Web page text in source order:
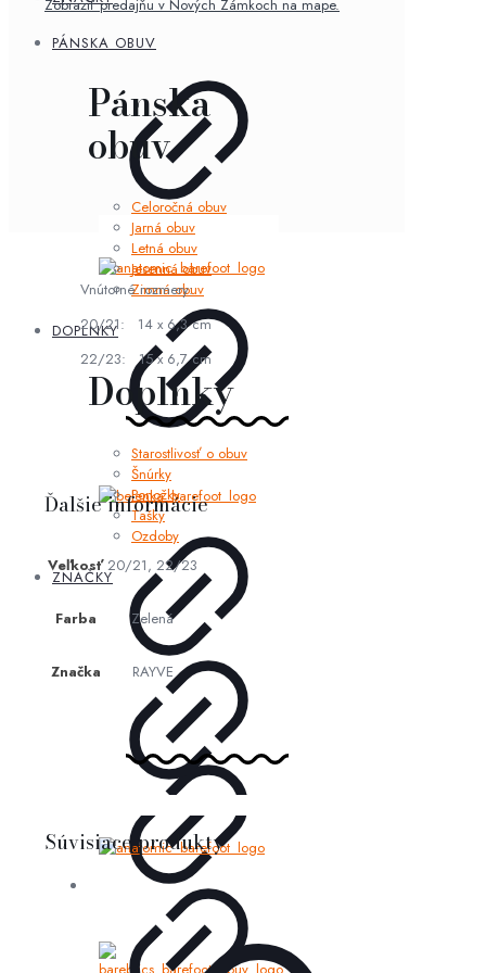
PÁNSKA OBUV
Pánska
obuv
Celoročná obuv
Jarná obuv
Letná obuv
Jesenná obuv
Zimná obuv
DOPLNKY
Doplnky
Starostlivosť o obuv
Šnúrky
Ponožky
Tašky
Ozdoby
ZNAČKY
Zobraziť predajňu v Nových Zámkoch na mape.
Vnútorné rozmery:
20/21: 14 x 6,3 cm
22/23: 15 x 6,7 cm
Ďalšie informácie
Veľkosť 20/21, 22/23
Farba Zelená
Značka RAYVE
Súvisiace produkty